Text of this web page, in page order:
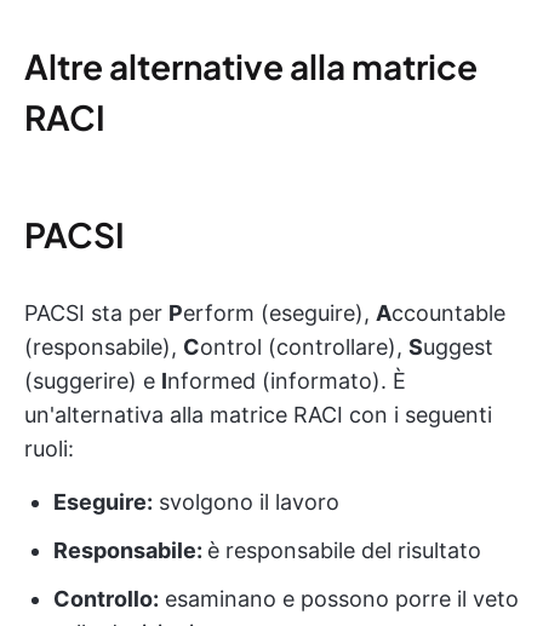
Altre alternative alla matrice
RACI
PACSI
PACSI sta per Perform (eseguire), Accountable
(responsabile), Control (controllare), Suggest
(suggerire) e Informed (informato). È
un'alternativa alla matrice RACI con i seguenti
ruoli:
Eseguire: svolgono il lavoro
Responsabile: è responsabile del risultato
Controllo: esaminano e possono porre il veto